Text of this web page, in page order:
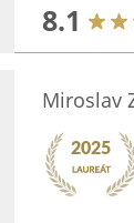
8.1
Miroslav